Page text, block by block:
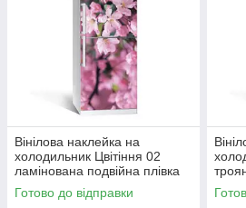
Вінілова наклейка на
холодильник Цвітіння 02
ламінована подвійна плівка
60х180 см Happy Pocket
Z180080
Готово до відправки